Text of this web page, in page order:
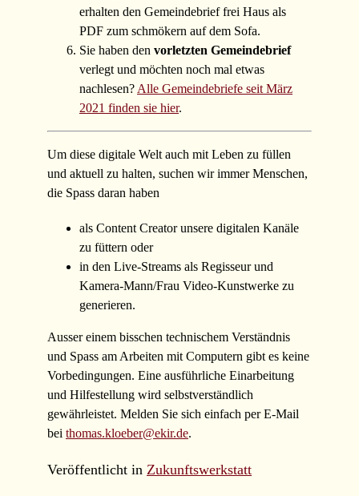
erhalten den Gemeindebrief frei Haus als
PDF zum schmökern auf dem Sofa.
Sie haben den vorletzten Gemeindebrief
verlegt und möchten noch mal etwas
nachlesen? Alle Gemeindebriefe seit März
2021 finden sie hier.
Um diese digitale Welt auch mit Leben zu füllen
und aktuell zu halten, suchen wir immer Menschen,
die Spass daran haben
als Content Creator unsere digitalen Kanäle
zu füttern oder
in den Live-Streams als Regisseur und
Kamera-Mann/Frau Video-Kunstwerke zu
generieren.
Ausser einem bisschen technischem Verständnis
und Spass am Arbeiten mit Computern gibt es keine
Vorbedingungen. Eine ausführliche Einarbeitung
und Hilfestellung wird selbstverständlich
gewährleistet. Melden Sie sich einfach per E-Mail
bei thomas.kloeber@ekir.de.
Veröffentlicht in Zukunftswerkstatt